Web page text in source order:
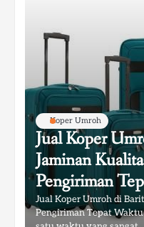
Koper Umroh
Jual Koper
Jaminan
Pengiriman
Jual Koper Umroh di
Pengiriman Tepat